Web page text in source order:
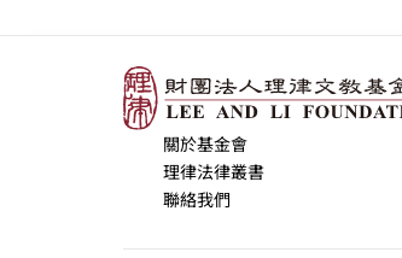
關於基金會
理律法律叢書
聯絡我們